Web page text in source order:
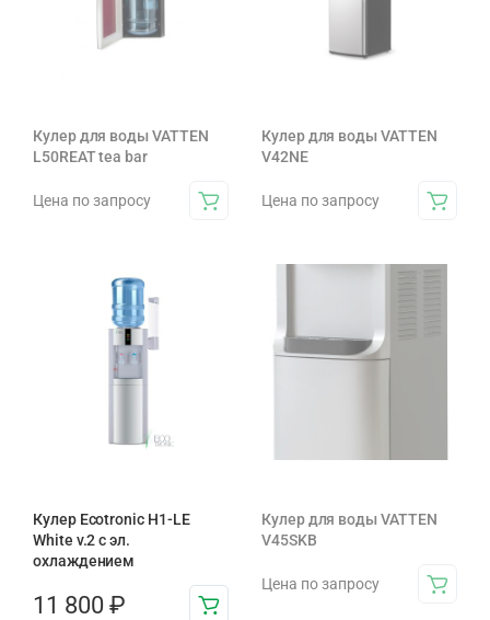
Кулер для воды VATTEN
L50REAT tea bar
Цена по запросу
Кулер для воды VATTEN
V42NE
Цена по запросу
Кулер Ecotronic H1-LE
White v.2 с эл.
охлаждением
11 800 ₽
Кулер для воды VATTEN
V45SKB
Цена по запросу